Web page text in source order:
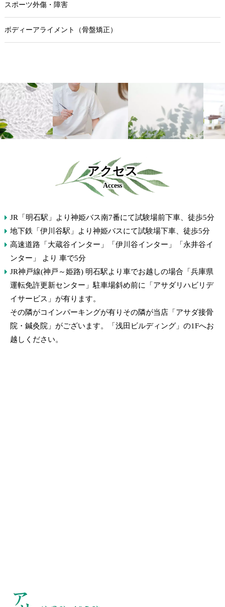
スポーツ外傷・障害
ボディーアライメント（骨盤矯正）
アクセス
Access
JR「明石駅」より神姫バス南7番にて試験場前下車、徒歩5分
地下鉄「伊川谷駅」より神姫バスにて試験場下車、徒歩5分
高速道路「大蔵谷インター」「伊川谷インター」「永井谷イ
ンター」 より 車で5分
JR神戸線(神戸～姫路) 明石駅より車でお越しの場合「兵庫県
運転免許更新センター」駐車場斜め前に「アサダリハビリデ
イサービス」が有ります。
その隣がコインパーキングが有りその隣が当店「アサダ接骨
院・鍼灸院」がございます。「浅田ビルディング」の1Fへお
越しください。